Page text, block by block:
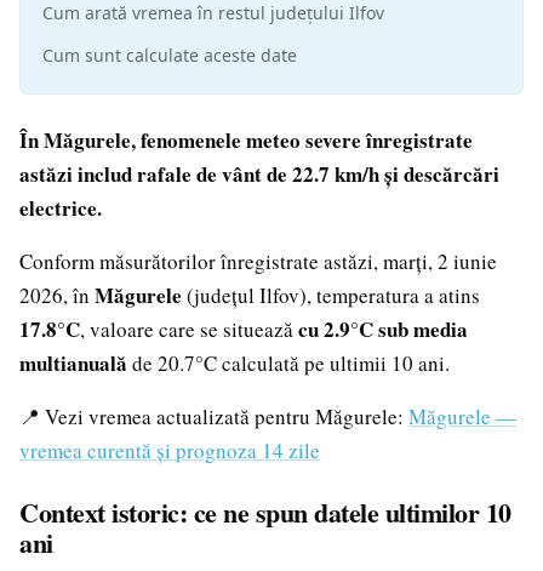
În Măgurele, fenomenele meteo severe înregistrate
astăzi includ rafale de vânt de 22.7 km/h și descărcări
electrice.
Conform măsurătorilor înregistrate astăzi, marți, 2 iunie
2026, în Măgurele (județul Ilfov), temperatura a atins
17.8°C, valoare care se situeazăcu 2.9°C sub media
multianuală de 20.7°C calculată pe ultimii 10 ani.
📍 Vezi vremea actualizată pentru Măgurele: Măgurele —
vremea curentă și prognoza 14 zile
Context istoric: ce ne spun datele ultimilor 10
ani
Cum arată vremea în restul județului Ilfov
Cum sunt calculate aceste date